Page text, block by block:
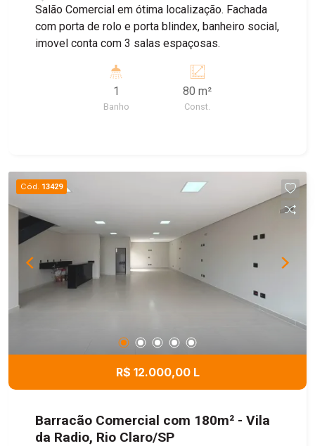
Salão Comercial em ótima localização. Fachada
com porta de rolo e porta blindex, banheiro social,
imovel conta com 3 salas espaçosas.
1
Banho
80 m²
Const.
Cód. 13429
R$ 12.000,00 L
Barracão Comercial com 180m² - Vila
da Radio, Rio Claro/SP